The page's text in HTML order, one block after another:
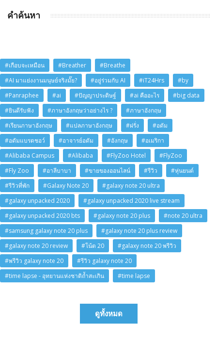
คำค้นหา
#เกือบจะเหมือน #Breather
#Breathe
#AI มาแย่งงานมนุษย์จริงมั๊ย?
#อยู่ร่วมกับ AI #iT24Hrs
#by
#Panraphee
#ai #ปัญญาประดิษฐ์ #ai คืออะไร
#big data
#ยินดีรับฟัง
#ภาษาอังกฤษว่าอย่างไร ?
#ภาษาอังกฤษ
#เรียนภาษาอังกฤษ
#แปลภาษาอังกฤษ #ฝรั่ง
#อดัม
#อดัมแบรดชอว์
#อาจารย์อดัม #อังกฤษ
#อเมริกา
#Alibaba Campus
#Alibaba #FlyZoo Hotel
#FlyZoo
#Fly Zoo
#อาลีบาบา #ขายของออนไลน์ #รีวิว
#หุ่นยนต์
#รีวิวที่พัก
#Galaxy Note 20
#galaxy note 20 ultra
#galaxy unpacked 2020
#galaxy unpacked 2020 live stream
#galaxy unpacked 2020 bts
#galaxy note 20 plus
#note 20 ultra
#samsung galaxy note 20 plus
#galaxy note 20 plus review
#galaxy note 20 review
#โน้ต 20
#galaxy note 20 พรีวิว
#พรีวิว galaxy note 20
#รีวิว galaxy note 20
#time lapse - อุทยานแห่งชาติถ้ำสะเกิน
#time lapse
ดูทั้งหมด